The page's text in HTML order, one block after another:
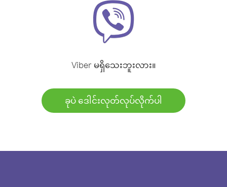
Viber မရှိသေးဘူးလား။
ခုပဲ ဒေါင်းလုတ်လုပ်လိုက်ပါ